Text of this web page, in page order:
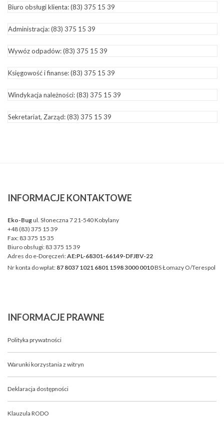
Biuro obsługi klienta:(83) 375 15 39
Administracja:(83) 375 15 39
Wywóz odpadów:(83) 375 15 39
Księgowość i finanse:(83) 375 15 39
Windykacja należności:(83) 375 15 39
Sekretariat, Zarząd:(83) 375 15 39
INFORMACJE KONTAKTOWE
Eko-Bugul. Słoneczna 7 21-540 Kobylany
+48 (83) 375 15 39
Fax: 83 375 15 35
Biuro obsługi: 83 375 15 39
Adres do e-Doręczeń:AE:PL-68301-66149-DFJBV-22
Nr konta do wpłat: 87 8037 1021 6801 1598 3000 0010BS Łomazy O/Terespol
INFORMACJE PRAWNE
Polityka prywatności
Warunki korzystania z witryn
Deklaracja dostępności
Klauzula RODO